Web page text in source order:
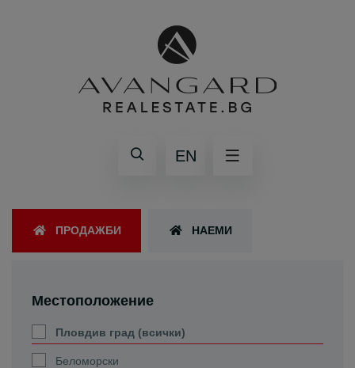
EN
ПРОДАЖБИ НАЕМИ
Местоположение
Пловдив град (всички)
Беломорски